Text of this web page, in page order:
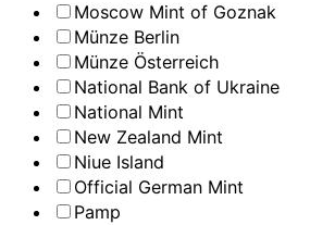
Moscow Mint of Goznak
Münze Berlin
Münze Österreich
National Bank of Ukraine
National Mint
New Zealand Mint
Niue Island
Official German Mint
Pamp